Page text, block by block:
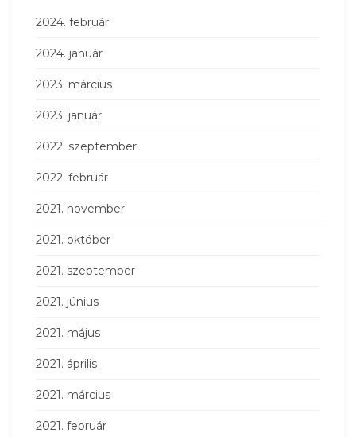
2024. február
2024. január
2023. március
2023. január
2022. szeptember
2022. február
2021. november
2021. október
2021. szeptember
2021. június
2021. május
2021. április
2021. március
2021. február